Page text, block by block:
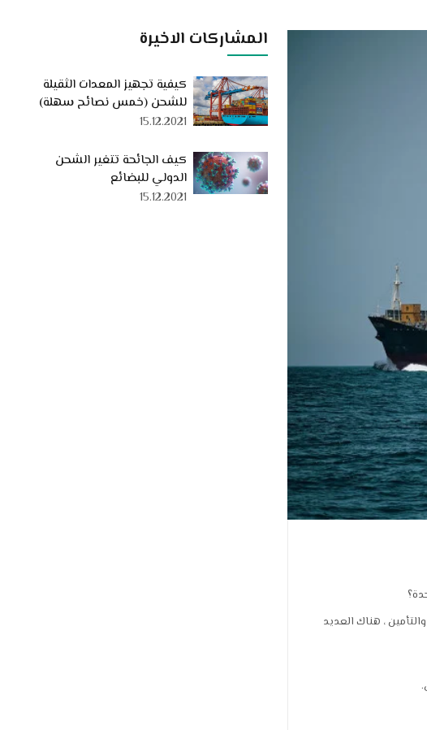
، هناك العديد
المشاركات الاخيرة
كيفية تجهيز المعدات الثقيلة
للشحن (خمس نصائح سهلة)
15.12.2021
كيف الجائحة تتغير الشحن
الدولي للبضائع
15.12.2021